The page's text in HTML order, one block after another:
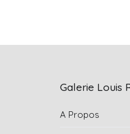
Galerie Louis
A Propos